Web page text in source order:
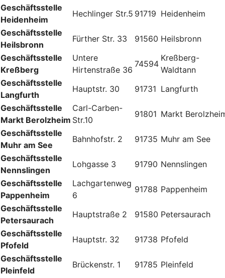
Geschäftsstelle
Heidenheim
Hechlinger Str.5 91719 Heidenheim
Geschäftsstelle
Heilsbronn
Fürther Str. 33 91560 Heilsbronn
Geschäftsstelle
Kreßberg
Untere
Hirtenstraße 36
74594
Kreßberg-
Waldtann
Geschäftsstelle
Langfurth
Hauptstr. 30 91731 Langfurth
Geschäftsstelle
Markt Berolzheim
Carl-Carben-
Str.10
91801 Markt
Geschäftsstelle
Muhr am See
Bahnhofstr. 2 91735 Muhr am See
Geschäftsstelle
Nennslingen
Lohgasse 3 91790 Nennslingen
Geschäftsstelle
Pappenheim
Lachgartenweg
6
91788 Pappenheim
Geschäftsstelle
Petersaurach
Hauptstraße 2 91580 Petersaurach
Geschäftsstelle
Pfofeld
Hauptstr. 32 91738 Pfofeld
Geschäftsstelle
Pleinfeld
Brückenstr. 1 91785 Pleinfeld